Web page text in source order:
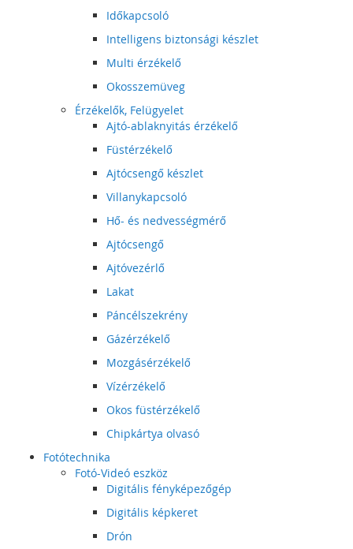
Időkapcsoló
Intelligens biztonsági készlet
Multi érzékelő
Okosszemüveg
Érzékelők, Felügyelet
Ajtó-ablaknyitás érzékelő
Füstérzékelő
Ajtócsengő készlet
Villanykapcsoló
Hő- és nedvességmérő
Ajtócsengő
Ajtóvezérlő
Lakat
Páncélszekrény
Gázérzékelő
Mozgásérzékelő
Vízérzékelő
Okos füstérzékelő
Chipkártya olvasó
Fotótechnika
Fotó-Videó eszköz
Digitális fényképezőgép
Digitális képkeret
Drón